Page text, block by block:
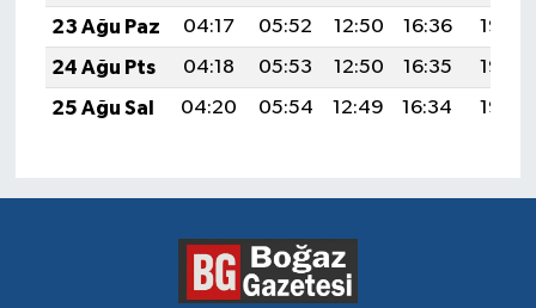
23 Ağu Paz
04:17 05:52 12:50 16:36
19:38
24 Ağu Pts
04:18 05:53 12:50 16:35
19:37
25 Ağu Sal
04:20 05:54 12:49 16:34 19:35